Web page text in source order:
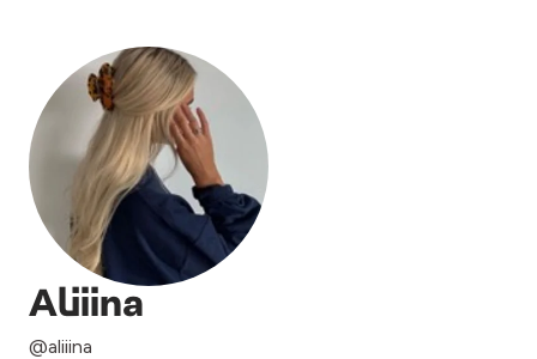
Aliiina
@aliiina